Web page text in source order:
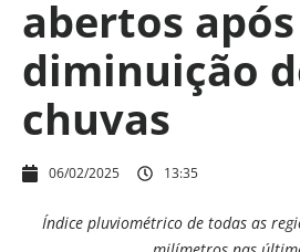
abertos após
diminuição
chuvas
06/02/2025 13:35
Índice pluviométrico de todas as